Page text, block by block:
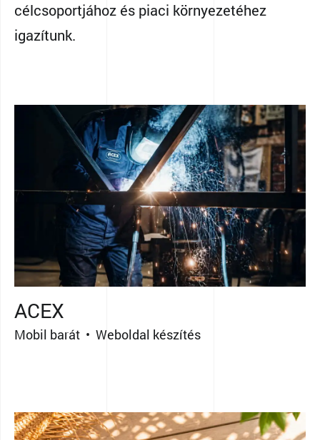
célcsoportjához és piaci környezetéhez
igazítunk.
ACEX
Mobil barát • Weboldal készítés